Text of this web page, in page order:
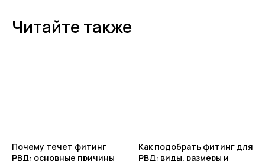
Читайте также
Почему течет фитинг
РВД: основные причины
Как подобрать фитинг для
РВД: виды, размеры и